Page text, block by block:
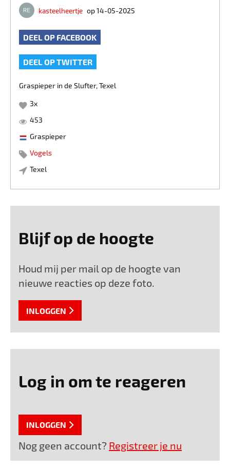
kasteelheertje op 14-05-2025
DEEL OP FACEBOOK
DEEL OP TWITTER
Graspieper in de Slufter, Texel
3x
453
Graspieper
Vogels
Texel
Blijf op de hoogte
Houd mij per mail op de hoogte van
nieuwe reacties op deze foto.
INLOGGEN
Log in om te reageren
INLOGGEN
Nog geen account? Registreer je nu